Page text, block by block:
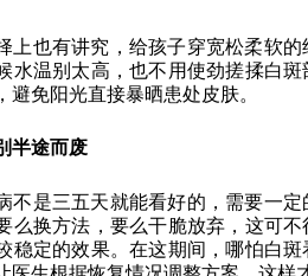
上也有讲究，给孩子穿宽松柔软
水温别太高，也不用使劲搓揉白
避免阳光直接暴晒患处皮肤。
半途而废
不是三五天就能看好的，需要一
么换方法，要么干脆放弃，这可
稳定的效果。在这期间，哪怕白